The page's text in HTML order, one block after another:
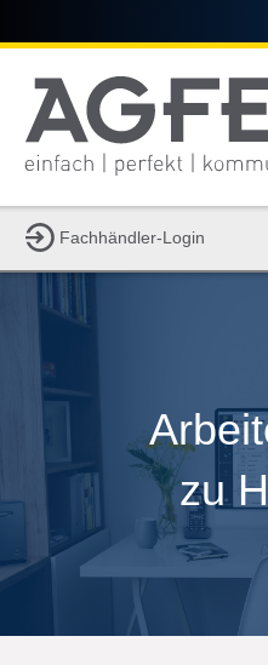
Fachhändler-Login
zu